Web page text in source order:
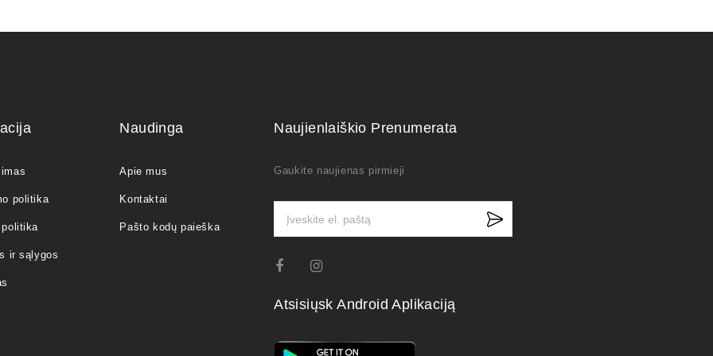
politika
ir sąlygos
Naudinga
Apie mus
Kontaktai
Pašto kodų paieška
Naujienlaiškio Prenumerata
Gaukite naujienas pirmieji
Atsisiųsk Android Aplikaciją